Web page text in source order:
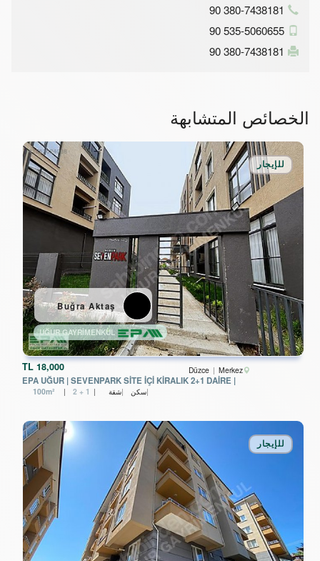
90 380-7438181
90 535-5060655
90 380-7438181
الخصائص المتشابهة
TL18,000 Düzce Merkez
| EPA UĞUR | SEVENPARK SİTE İÇİ KİRALIK 2+1 DAİRE
للإيجار
سكن شقة 100m² 2 + 1
Buğra Aktaş
للإيجار